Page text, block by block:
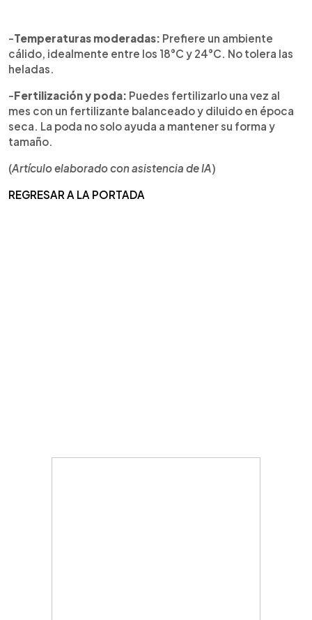
-Temperaturas moderadas: Prefiere un ambiente
cálido, idealmente entre los 18°C y 24°C. No tolera las
heladas.
-Fertilización y poda: Puedes fertilizarlo una vez al
mes con un fertilizante balanceado y diluido en época
seca. La poda no solo ayuda a mantener su forma y
tamaño.
(Artículo elaborado con asistencia de IA)
REGRESAR A LA PORTADA